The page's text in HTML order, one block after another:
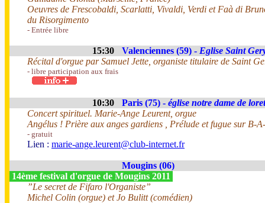
Oeuvres de Frescobaldi, Scarlatti, Vivaldi, Verdi et Faà di
du Risorgimento
- Entrée libre
15:30 Valenciennes (59) - Eglise Saint
Récital d'orgue par Samuel Jette, organiste titulaire de Saint
- libre participation aux frais
10:30 Paris (75) - église notre dame de
Concert spirituel. Marie-Ange Leurent, orgue
Angélus ! Prière aux anges gardiens , Prélude et fugue sur B-
- gratuit
Lien : marie-ange.leurent@club-internet.fr
Mougins (06)
14ème festival d'orgue de Mougins 2011
”Le secret de Fifaro l'Organiste”
Michel Colin (orgue) et Jo Bulitt (comédien)